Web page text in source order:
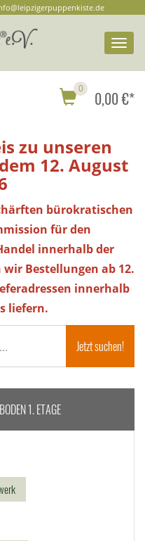
0 0,00 €*
zu unseren
12. August
bürokratischen
für den
innerhalb der
Bestellungen ab 12.
innerhalb
liefern.
1. ETAGE